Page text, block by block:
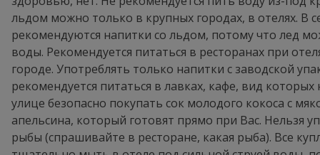
льдом можно только в крупных городах, в отелях. В
рекомендуются напитки со льдом, потому что лед
воды. Рекомендуется питаться в ресторанах при
городе. Употреблять только напитки с заводской
рекомендуется питаться в лавках, кафе, вид
улице безопасно покупать сок молодого кокоса с
апельсина, который готовят прямо при Вас. Нельзя
рыбы (спрашивайте в ресторане, какая рыба). Все